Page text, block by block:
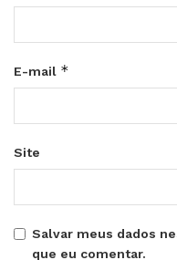
E-mail *
Site
Salvar meus dados
que eu comentar.